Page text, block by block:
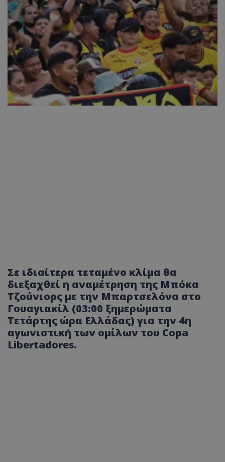
Σε ιδιαίτερα τεταμένο κλίμα θα
διεξαχθεί η αναμέτρηση της Μπόκα
Τζούνιορς με την Μπαρτσελόνα στο
Γουαγιακίλ (03:00 ξημερώματα
Τετάρτης ώρα Ελλάδας) για την 4η
αγωνιστική των ομίλων του Copa
Libertadores.